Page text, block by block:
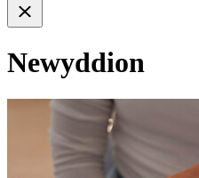
Newyddion